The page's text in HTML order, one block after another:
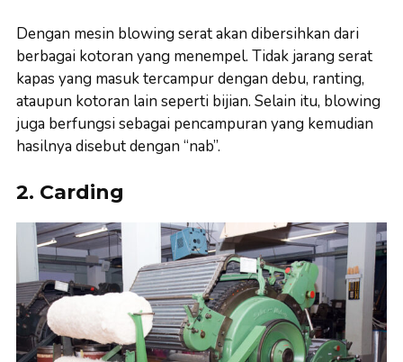
Dengan mesin blowing serat akan dibersihkan dari
berbagai kotoran yang menempel. Tidak jarang serat
kapas yang masuk tercampur dengan debu, ranting,
ataupun kotoran lain seperti bijian. Selain itu, blowing
juga berfungsi sebagai pencampuran yang kemudian
hasilnya disebut dengan “nab”.
2. Carding